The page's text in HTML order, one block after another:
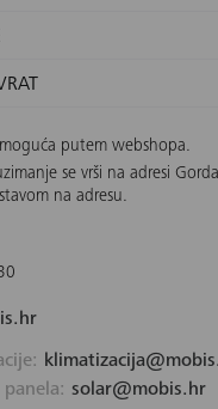
putem webshopa.
se vrši na adresi
na adresu.
solar@mobis.hr